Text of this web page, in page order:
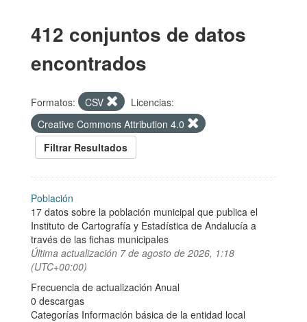
412 conjuntos de datos
encontrados
Formatos: CSV
Licencias:
Creative Commons Attribution 4.0
Filtrar Resultados
Población
17 datos sobre la población municipal que publica el
Instituto de Cartografía y Estadística de Andalucía a
través de las fichas municipales
Última actualización 7 de agosto de 2026, 1:18
(UTC+00:00)
Frecuencia de actualización Anual
0 descargas
Categorías Información básica de la entidad local